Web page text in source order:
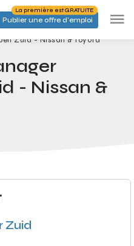
Publier une offre d'emploi
La première est GRATUITE
Zuid - Nissan & Toyota
- Nissan &
Zuid